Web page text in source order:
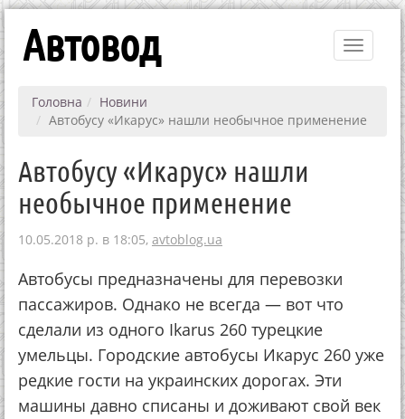
Toggle
Автовод
Головна
Новини
Автобусу «Икарус» нашли необычное применение
Автобусу «Икарус» нашли
необычное применение
10.05.2018 р. в 18:05, avtoblog.ua
Автобусы предназначены для перевозки
пассажиров. Однако не всегда — вот что
сделали из одного Ikarus 260 турецкие
умельцы. Городские автобусы Икарус 260 уже
редкие гости на украинских дорогах. Эти
машины давно списаны и доживают свой век